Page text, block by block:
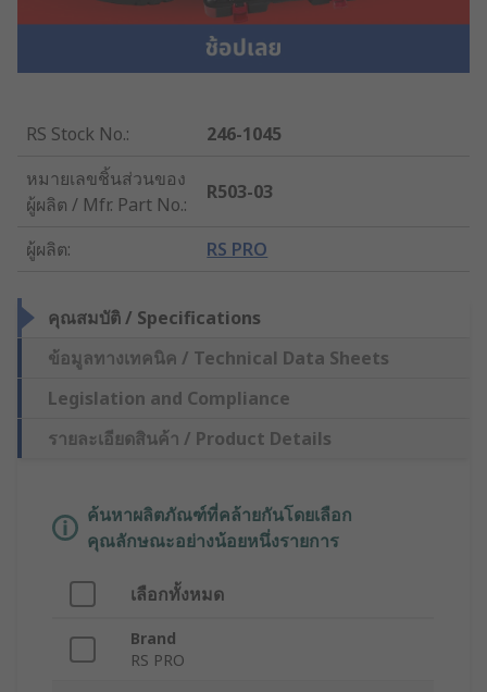
RS Stock No.:
246-1045
หมายเลขชิ้นส่วนของ
ผู้ผลิต / Mfr. Part No.:
R503-03
ผู้ผลิต: RS PRO
คุณสมบัติ / Specifications
ข้อมูลทางเทคนิค / Technical Data Sheets
Legislation and Compliance
รายละเอียดสินค้า / Product Details
ค้นหาผลิตภัณฑ์ที่คล้ายกันโดยเลือก
คุณลักษณะอย่างน้อยหนึ่งรายการ
เลือกทั้งหมด
Brand
RS PRO